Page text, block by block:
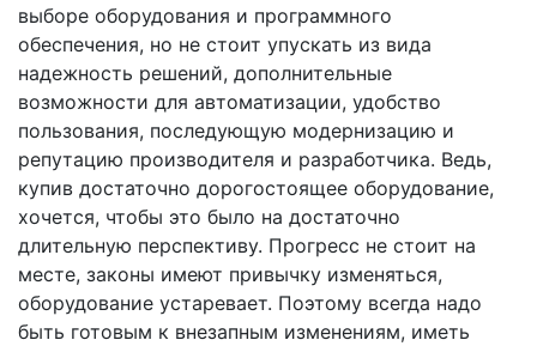
выборе оборудования и программного
обеспечения, но не стоит упускать из вида
надежность решений, дополнительные
возможности для автоматизации, удобство
пользования, последующую модернизацию и
репутацию производителя и разработчика. Ведь,
купив достаточно дорогостоящее оборудование,
хочется, чтобы это было на достаточно
длительную перспективу. Прогресс не стоит на
месте, законы имеют привычку изменяться,
оборудование устаревает. Поэтому всегда надо
быть готовым к внезапным изменениям, иметь